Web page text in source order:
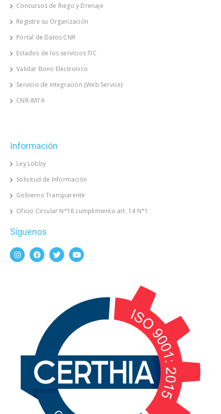
Concursos de Riego y Drenaje
Registre su Organización
Portal de Datos CNR
Estados de los servicios TIC
Validar Bono Electronico
Servicio de integración (Web Service)
CNR-IMTA
Información
Ley Lobby
Solicitud de Información
Gobierno Transparente
Oficio Circular N°16 cumplimiento art. 14 N°1
Síguenos